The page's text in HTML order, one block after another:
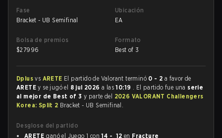
Fase
Bracket - UB Semifinal
Ubicación
EA
Bolsa de premios
$27996
Formato
Best of 3
Dplusvs ARETE El partido de Valorant terminó 0 - 2 a favor de
ARETEy se jugó el 8 jul 2026a las10:19 . El partido fue una serie
al mejor de Best of 3 y parte del 2026 VALORANT Challengers
Korea: Split 2 Bracket - UB Semifinal.
Desglose del partido
ARETE ganó el Juego 1 con14 - 12 en Fracture